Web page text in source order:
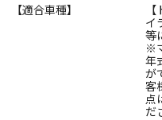
【適合車種】
イ
等
※
年
が
客
点
だ